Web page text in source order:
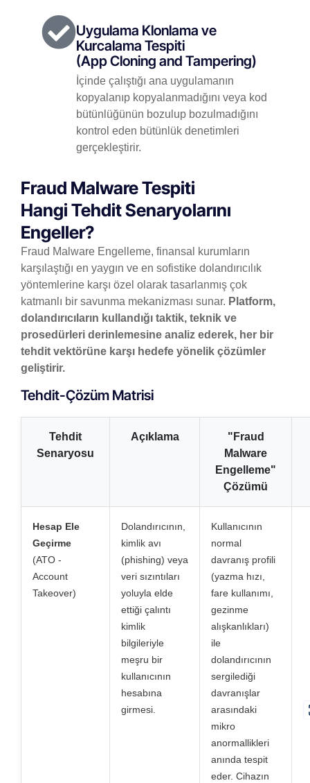
Uygulama Klonlama ve
Kurcalama Tespiti
(App Cloning and Tampering)
İçinde çalıştığı ana uygulamanın
kopyalanıp kopyalanmadığını veya kod
bütünlüğünün bozulup bozulmadığını
kontrol eden bütünlük denetimleri
gerçekleştirir.
Fraud Malware Tespiti
Hangi Tehdit Senaryolarını
Engeller?
Fraud Malware Engelleme, finansal kurumların
karşılaştığı en yaygın ve en sofistike dolandırıcılık
yöntemlerine karşı özel olarak tasarlanmış çok
katmanlı bir savunma mekanizması sunar. Platform,
dolandırıcıların kullandığı taktik, teknik ve
prosedürleri derinlemesine analiz ederek, her bir
tehdit vektörüne karşı hedefe yönelik çözümler
geliştirir.
Tehdit-Çözüm Matrisi
Tehdit
Senaryosu
Açıklama
"Fraud
Malware
Engelleme"
Çözümü
Hesap Ele
Geçirme
(ATO -
Account
Takeover)
Dolandırıcının,
kimlik avı
(phishing) veya
veri sızıntıları
yoluyla elde
ettiği çalıntı
kimlik
bilgileriyle
meşru bir
kullanıcının
hesabına
girmesi.
Kullanıcının
normal
davranış profili
(yazma hızı,
fare kullanımı,
gezinme
alışkanlıkları)
ile
dolandırıcının
sergilediği
davranışlar
arasındaki
mikro
anormallikleri
anında tespit
eder. Cihazın